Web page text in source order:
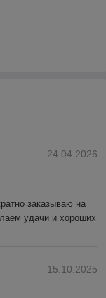
24.04.2026
заказываю на
удачи и хороших
15.10.2025